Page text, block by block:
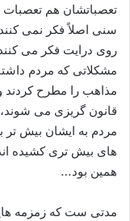
تعصباتشان هم تعصبات
سنی اصلاً فکر نمی
روی درایت فکر می
مشکلاتی که مردم
مذاهب را مطرح کردند و
قانون گریزی می
مردم به ایشان بیش
های بیش تری کشیده
همین بود…
مدتی ست که زمزمه